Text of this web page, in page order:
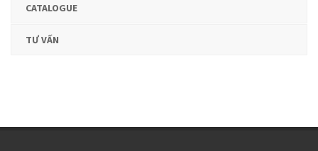
CATALOGUE
TƯ VẤN